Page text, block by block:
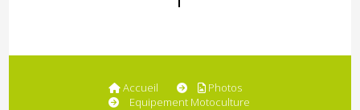
Accueil
Photos
Equipement Motoculture